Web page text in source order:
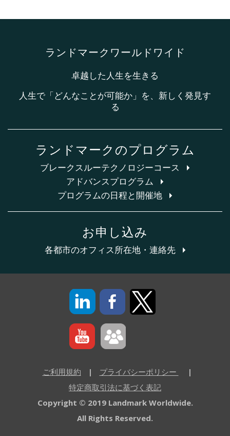
ランドマークワールドワイド
卓越した人生を生きる
人生で「どんなことが可能か」を、新しく発見す
る
ランドマークのプログラム
ブレークスルーテクノロジーコース
アドバンスプログラム
プログラムの日程と開催地
お申し込み
各都市のオフィス所在地・連絡先
ご利用規約 | プライバシーポリシー
|
特定商取引法に基づく表記
Copyright © 2019 Landmark Worldwide.
All Rights Reserved.